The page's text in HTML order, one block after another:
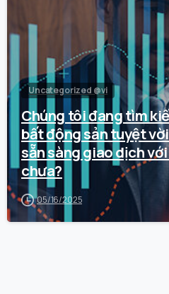
Uncategorized @vi
Chúng tôi đang tìm
bất động sản tuyệt
sẵn sàng giao dịch
chưa?
05/16/2025